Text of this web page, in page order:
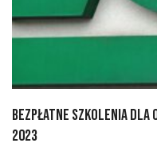
Bezpłatne szkolenia
2023